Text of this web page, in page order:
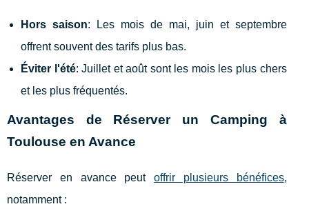
Hors saison: Les mois de mai, juin et septembre
offrent souvent des tarifs plus bas.
Éviter l'été: Juillet et août sont les mois les plus chers
et les plus fréquentés.
Avantages de Réserver un Camping à
Toulouse en Avance
Réserver en avance peutoffrir plusieurs bénéfices,
notamment :